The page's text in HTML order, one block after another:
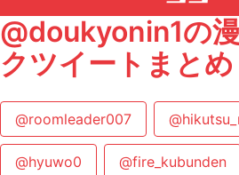
@doukyonin1の
クツイートまとめ
@roomleader007
@hyuwo0 @fire_kubunden